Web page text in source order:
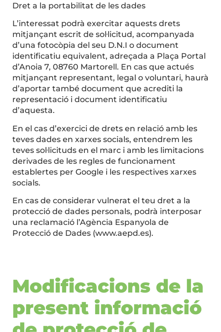
Dret a la portabilitat de les dades
L’interessat podrà exercitar aquests drets
mitjançant escrit de sol·licitud, acompanyada
d’una fotocòpia del seu D.N.I o document
identificatiu equivalent, adreçada a Plaça Portal
d’Anoia 7, 08760 Martorell. En cas que actués
mitjançant representant, legal o voluntari, haurà
d’aportar també document que acrediti la
representació i document identificatiu
d’aquesta.
En el cas d’exercici de drets en relació amb les
teves dades en xarxes socials, entendrem les
teves sol·licituds en el marc i amb les limitacions
derivades de les regles de funcionament
establertes per Google i les respectives xarxes
socials.
En cas de considerar vulnerat el teu dret a la
protecció de dades personals, podrà interposar
una reclamació l’Agència Espanyola de
Protecció de Dades (www.aepd.es).
Modificacions de la
present informació